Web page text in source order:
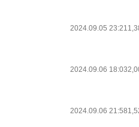
2024.09.05 23:21
2024.09.06 18:03
2024.09.06 21:58